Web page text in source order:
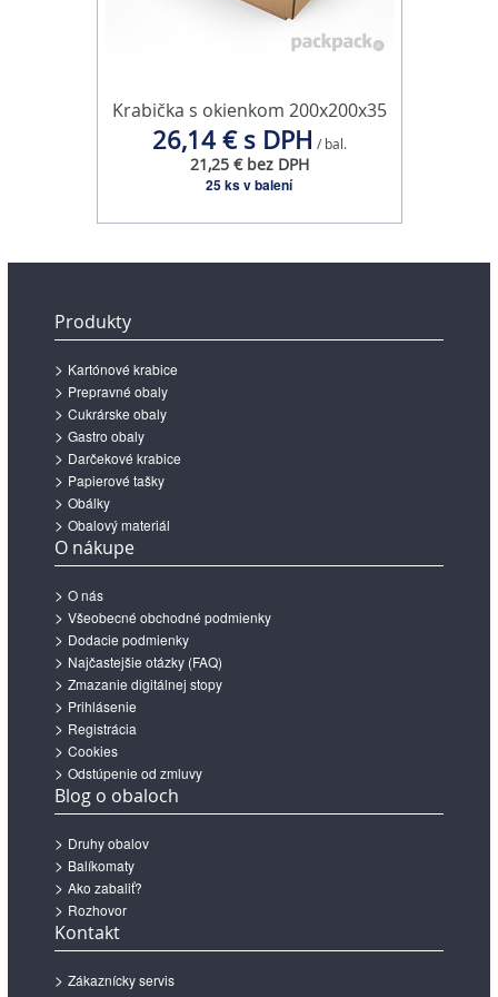
Krabička s okienkom 200x200x35
26,14 € s DPH / bal.
21,25 € bez DPH
25 ks v balení
Produkty
Kartónové krabice
Prepravné obaly
Cukrárske obaly
Gastro obaly
Darčekové krabice
Papierové tašky
Obálky
Obalový materiál
O nákupe
O nás
Všeobecné obchodné podmienky
Dodacie podmienky
Najčastejšie otázky (FAQ)
Zmazanie digitálnej stopy
Prihlásenie
Registrácia
Cookies
Odstúpenie od zmluvy
Blog o obaloch
Druhy obalov
Balíkomaty
Ako zabaliť?
Rozhovor
Kontakt
Zákaznícky servis